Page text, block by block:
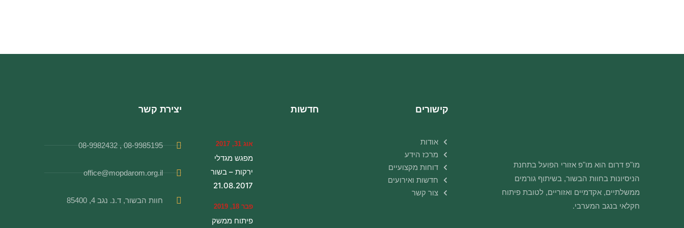
מו"פ דרום הוא מו"פ אזורי הפועל בתחנת
הניסיונות בחוות הבשור, בשיתוף גורמים
ממשלתיים, אקדמיים ואזוריים, לטובת פיתוח
חקלאי בנגב המערבי.
קישורים
אודות
מרכז הידע
דוחות מקצועיים
חדשות ואירועים
צור קשר
חדשות
אוג 31, 2017
מפגש מגדלי
ירקות – בשור
21.08.2017
פבר 18, 2019
פיתוח ממשק
יצירת קשר
08-9985195 , 08-9982432
office@mopdarom.org.il
חוות הבשור, ד.נ. נגב 4, 85400